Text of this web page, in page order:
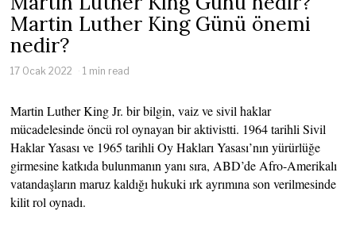
Martin Luther King Günü önemi
nedir?
17 Ocak 2022 1 min read
Martin Luther King Jr. bir bilgin, vaiz ve sivil haklar
mücadelesinde öncü rol oynayan bir aktivistti. 1964 tarihli Sivil
Haklar Yasası ve 1965 tarihli Oy Hakları Yasası’nın yürürlüğe
girmesine katkıda bulunmanın yanı sıra, ABD’de Afro-Amerikalı
vatandaşların maruz kaldığı hukuki ırk ayrımına son verilmesinde
kilit rol oynadı.